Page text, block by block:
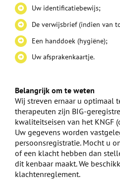
Uw identificatiebewijs;
De verwijsbrief (indien van
Een handdoek (hygiëne);
Uw afsprakenkaartje.
Belangrijk om te weten
Wij streven ernaar u optimaal
therapeuten zijn BIG-
kwaliteitseisen van het KNGF
Uw gegevens worden
persoonsregistratie. Mocht u
of een klacht hebben dan
dit kenbaar maakt. We
klachtenreglement.